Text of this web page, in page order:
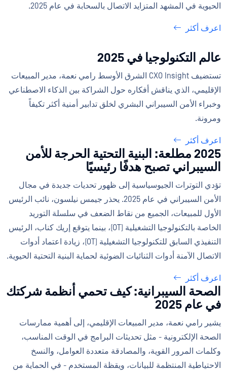
الحيوية في المشهد المتزايد الاتصال بالسحابة في عام 2025.
اعرف أكثر
عالم التكنولوجيا في 2025
تستضيف CXO Insight الشرق الأوسط رامي نعمة، مدير المبيعات
الإقليمي، الذي يناقش أفكاره حول الشراكة بين الذكاء الاصطناعي
وخبراء الأمن السيبراني البشري لخلق تدابير أمنية أكثر تكيفاً
ومرونة.
اعرف أكثر
2025 مطلعة: البنية التحتية الحرجة للأمن
السيبراني تصبح هدفًا رئيسيًا
تؤدي التوترات الجيوسياسية إلى ظهور تحديات جديدة في مجال
الأمن السيبراني في عام 2025. يحذر جيمس نيلسون، نائب الرئيس
الأول للمبيعات، الجميع من نقاط الضعف في سلسلة التوريد
الخاصة بالتكنولوجيا التشغيلية (OT)، بينما يتوقع إريك كناب، الرئيس
التنفيذي السابق للتكنولوجيا التشغيلية (OT)، زيادة اعتماد أدوات
الاتصال الآمنة أدوات الثنائيات الضوئية لحماية البنية التحتية الحيوية.
اعرف أكثر
الصحة السيبرانية: كيف تحمي أنظمة شركتك
في عام 2025
يشير رامي نعمة، مدير المبيعات الإقليمي، إلى أهمية ممارسات
الصحة الإلكترونية - مثل تحديثات البرامج في الوقت المناسب،
وكلمات المرور القوية، والمصادقة متعددة العوامل، والنسخ
الاحتياطية المنتظمة للبيانات، ويقظة المستخدم - في الحماية من